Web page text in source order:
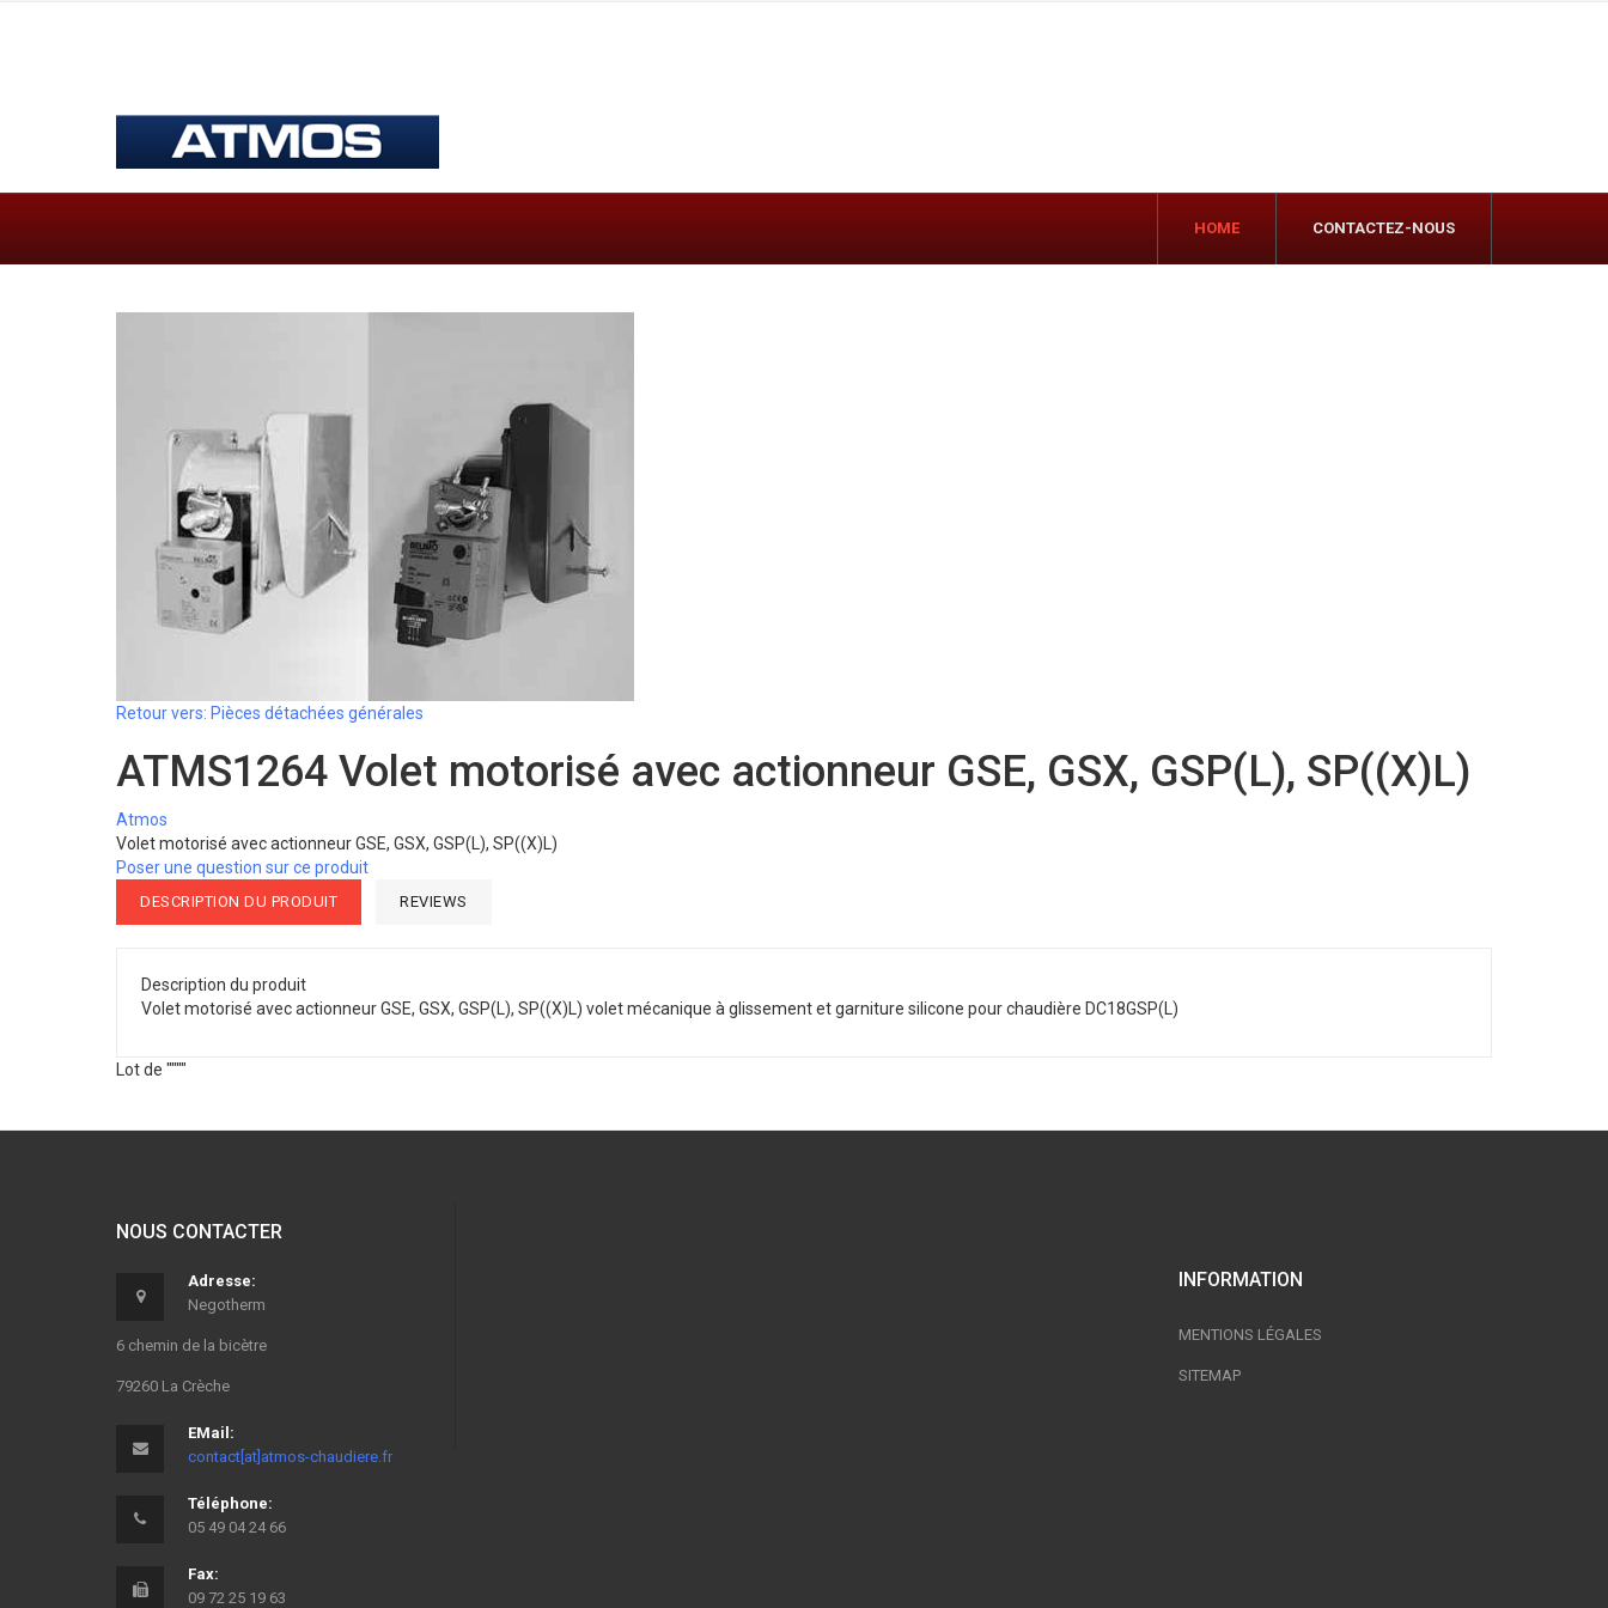
HOME CONTACTEZ-NOUS
Retour vers: Pièces détachées générales
ATMS1264 Volet motorisé avec actionneur GSE, GSX, GSP(L), SP((X)L)
Atmos
Volet motorisé avec actionneur GSE, GSX, GSP(L), SP((X)L)
Poser une question sur ce produit
DESCRIPTION DU PRODUIT REVIEWS
Description du produit
Volet motorisé avec actionneur GSE, GSX, GSP(L), SP((X)L) volet mécanique à glissement et garniture silicone pour chaudière DC18GSP(L)
Lot de """"
NOUS CONTACTER
Adresse:
Negotherm
6 chemin de la bicètre
79260 La Crèche
EMail:
contact[at]atmos-chaudiere.fr
Téléphone:
05 49 04 24 66
Fax:
09 72 25 19 63
INFORMATION
MENTIONS LÉGALES
SITEMAP